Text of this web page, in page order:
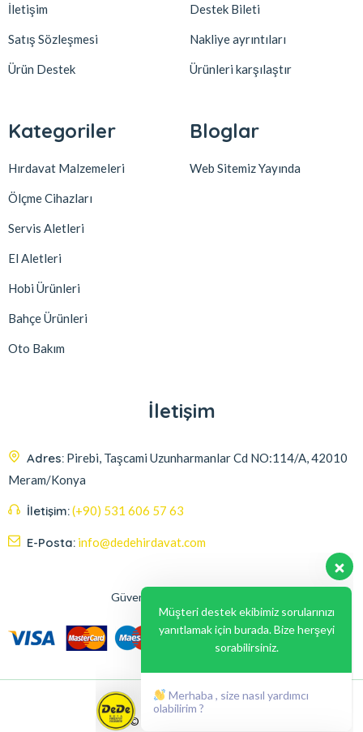
İletişim
Satış Sözleşmesi
Ürün Destek
Destek Bileti
Nakliye ayrıntıları
Ürünleri karşılaştır
Kategoriler
Hırdavat Malzemeleri
Ölçme Cihazları
Servis Aletleri
El Aletleri
Hobi Ürünleri
Bahçe Ürünleri
Oto Bakım
Bloglar
Web Sitemiz Yayında
İletişim
Adres: Pirebi, Taşcami Uzunharmanlar Cd NO:114/A, 42010
Meram/Konya
İletişim:(+90) 531 606 57 63
E-Posta: info@dedehirdavat.com
Güvenli Ödeme Seçenekleri
© 2024, Liabil Dizayn
Müşteri destek ekibimiz sorularınızı
yanıtlamak için burada. Bize herşeyi
sorabilirsiniz.
Merhaba , size nasıl yardımcı
olabilirim ?